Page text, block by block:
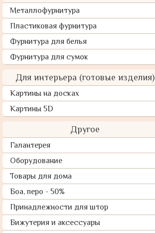
Металлофурнитура
Пластиковая фурнитура
Фурнитура для белья
Фурнитура для сумок
Для интерьера (готовые изделия)
Картины на досках
Картины 5D
Другое
Галантерея
Оборудование
Товары для дома
Боа, перо - 50%
Принадлежности для штор
Бижутерия и аксессуары